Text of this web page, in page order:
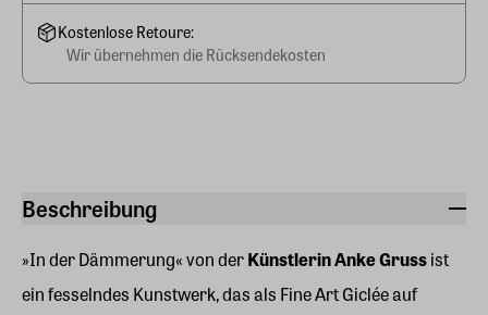
Beschreibung
»In der Dämmerung« von derKünstlerin Anke Grussist
ein fesselndes Kunstwerk, das als Fine Art Giclée auf
Kostenlose Retoure:
Wir übernehmen die Rücksendekosten